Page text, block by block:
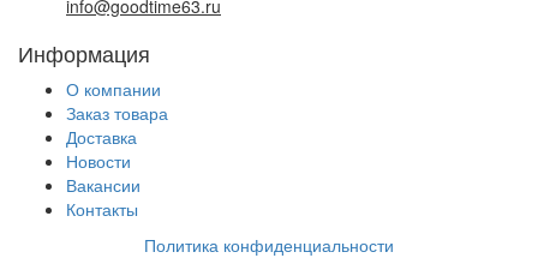
info@goodtime63.ru
Информация
О компании
Заказ товара
Доставка
Новости
Вакансии
Контакты
Политика конфиденциальности